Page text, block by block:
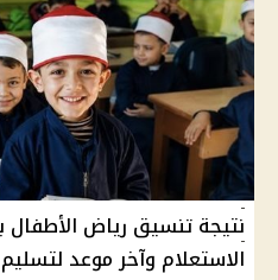
نتيجة تنسيق رياض الأطفال
الاستعلام وآخر موعد